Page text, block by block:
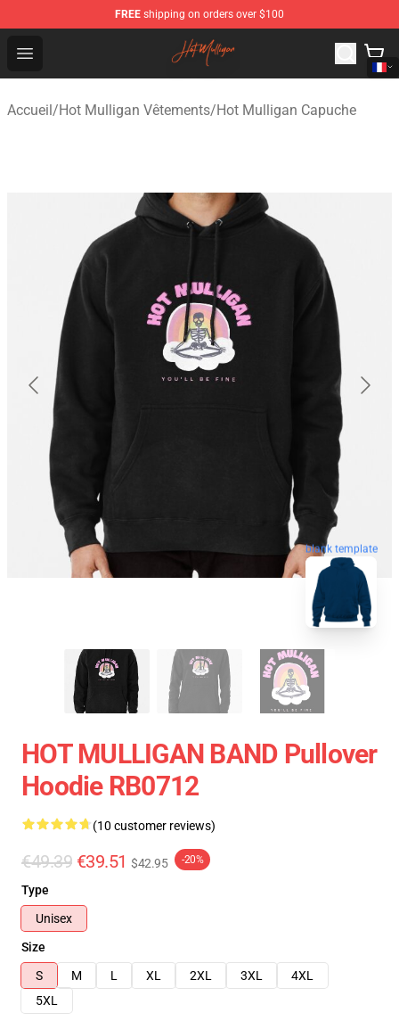
FREE shipping on orders over $100
Open menu
Hot Mulligan Shop - Official Hot Mulligan Merchandise
Accueil/Hot Mulligan Vêtements/Hot Mulligan Capuche
blank template
HOT MULLIGAN BAND Pullover
Hoodie RB0712
(10 customer reviews)
€49.39 €39.51 $42.95 -20%
Type
Unisex
Size
S
M L XL 2XL 3XL
4XL
5XL